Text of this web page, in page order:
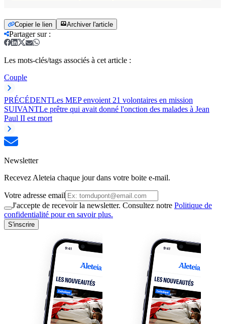
Copier le lien Archiver l'article
Partager sur:
Les mots-clés/tags associés à cet article :
Couple
PRÉCÉDENTLes MEP envoient 21 volontaires en mission
SUIVANTLe prêtre qui avait donné l'onction des malades à Jean
Paul II est mort
Newsletter
Recevez Aleteia chaque jour dans votre boite e-mail.
Votre adresse email
J'accepte de recevoir la newsletter. Consultez notre Politique de
confidentialité pour en savoir plus.
S'inscrire